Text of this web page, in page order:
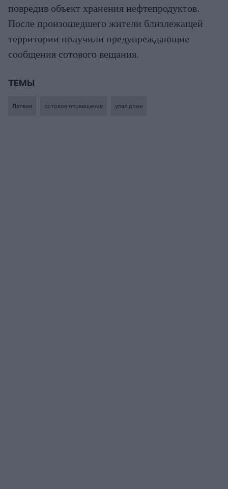
повредив объект хранения нефтепродуктов.
После произошедшего жители близлежащей
территории получили предупреждающие
сообщения сотового вещания.
ТЕМЫ
Латвия сотовое оповещение упал дрон